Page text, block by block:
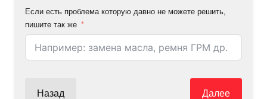
Если есть проблема которую давно не можете решить,
пишите так же
Назад Далее